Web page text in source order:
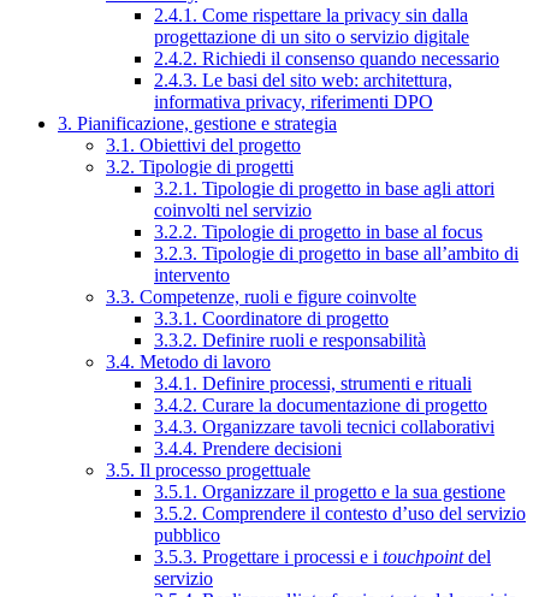
2.4.1. Come rispettare la privacy sin dalla
progettazione di un sito o servizio digitale
2.4.2. Richiedi il consenso quando necessario
2.4.3. Le basi del sito web: architettura,
informativa privacy, riferimenti DPO
3. Pianificazione, gestione e strategia
3.1. Obiettivi del progetto
3.2. Tipologie di progetti
3.2.1. Tipologie di progetto in base agli attori
coinvolti nel servizio
3.2.2. Tipologie di progetto in base al focus
3.2.3. Tipologie di progetto in base all’ambito di
intervento
3.3. Competenze, ruoli e figure coinvolte
3.3.1. Coordinatore di progetto
3.3.2. Definire ruoli e responsabilità
3.4. Metodo di lavoro
3.4.1. Definire processi, strumenti e rituali
3.4.2. Curare la documentazione di progetto
3.4.3. Organizzare tavoli tecnici collaborativi
3.4.4. Prendere decisioni
3.5. Il processo progettuale
3.5.1. Organizzare il progetto e la sua gestione
3.5.2. Comprendere il contesto d’uso del servizio
pubblico
3.5.3. Progettare i processi e i touchpointdel
servizio